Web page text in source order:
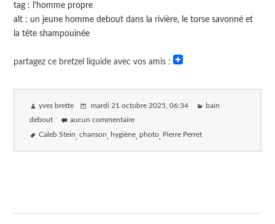
tag : l'homme propre
alt : un jeune homme debout dans la rivière, le torse savonné et
la tête shampouinée
partagez ce bretzel liquide avec vos amis :
yves brette mardi 21 octobre 2025 , 06:34 bain
debout aucun commentaire
Caleb Stein chanson hygiène photo Pierre Perret